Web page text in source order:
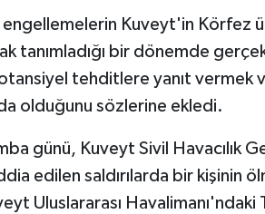
Kuveyt'in Körfez
tanımladığı bir dönemde
tehditlere yanıt vermek
olduğunu sözlerine ekledi.
günü, Kuveyt Sivil Havacılık
edilen saldırılarda bir kişinin
Uluslararası